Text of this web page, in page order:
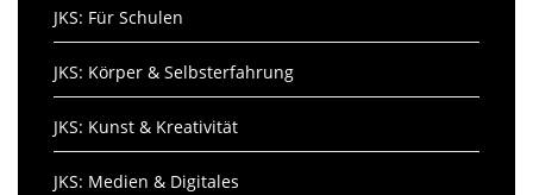
JKS: Für Schulen
JKS: Körper & Selbsterfahrung
JKS: Kunst & Kreativität
JKS: Medien & Digitales